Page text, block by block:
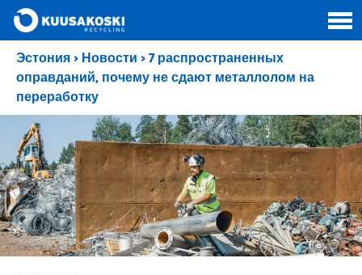
Эстония > Новости > 7 распространенных
оправданий, почему не сдают металлолом на
переработку